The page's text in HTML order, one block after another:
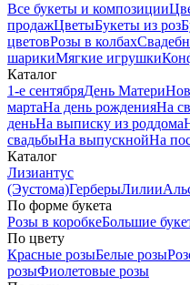
Все букеты и композиции
продажЦветыБукеты из роз
цветовРозы в колбах
шарикиМягкие игрушки
Каталог
1-е сентябряДень Матери
мартаНа день рожденияНа
деньНа выписку из роддома
свадьбыНа выпускнойНа
Каталог
Лизиантус
(Эустома)ГерберыЛилии
По форме букета
Розы в коробкеБольшие
По цвету
Красные розыБелые розы
розыФиолетовые розы